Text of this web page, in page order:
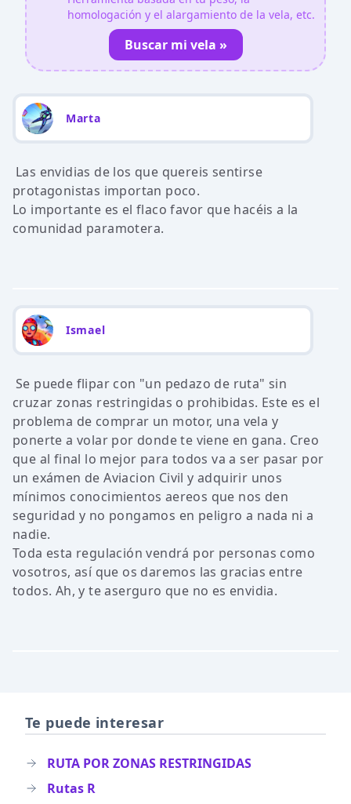
homologación y el alargamiento de la vela, etc.
Buscar mi vela »
Marta
Las envidias de los que quereis sentirse
protagonistas importan poco.
Lo importante es el flaco favor que hacéis a la
comunidad paramotera.
Ismael
Se puede flipar con "un pedazo de ruta" sin
cruzar zonas restringidas o prohibidas. Este es el
problema de comprar un motor, una vela y
ponerte a volar por donde te viene en gana. Creo
que al final lo mejor para todos va a ser pasar por
un exámen de Aviacion Civil y adquirir unos
mínimos conocimientos aereos que nos den
seguridad y no pongamos en peligro a nada ni a
nadie.
Toda esta regulación vendrá por personas como
vosotros, así que os daremos las gracias entre
todos. Ah, y te aserguro que no es envidia.
Te puede interesar
RUTA POR ZONAS RESTRINGIDAS
Rutas R